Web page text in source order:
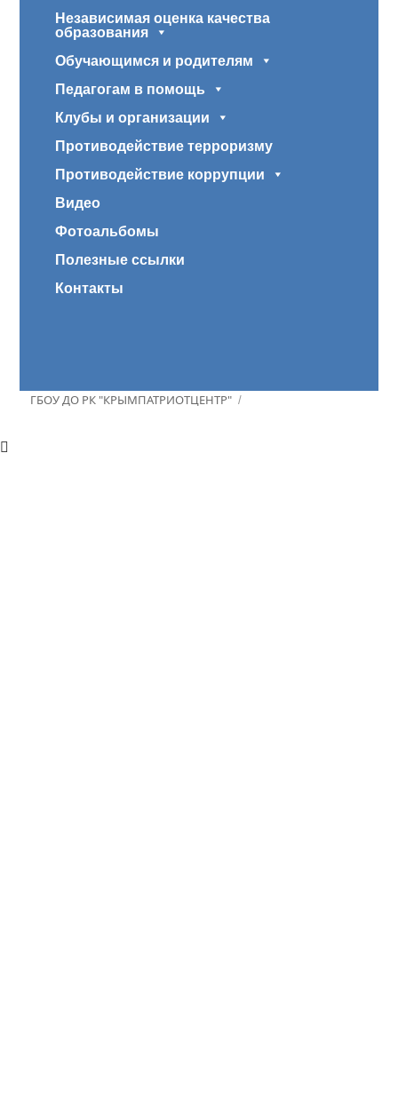
Независимая оценка качества
образования
Обучающимся и родителям
Педагогам в помощь
Клубы и организации
Противодействие терроризму
Противодействие коррупции
Видео
Фотоальбомы
Полезные ссылки
Контакты
ГБОУ ДО РК "КРЫМПАТРИОТЦЕНТР"